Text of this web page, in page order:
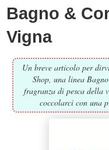
Bagno &
Vigna
Un breve articolo per
Shop, una linea
fragranza di pesca della
coccolarci con una